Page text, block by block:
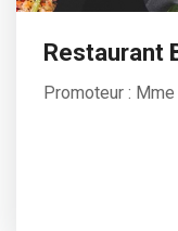
Restaurant
Promoteur :